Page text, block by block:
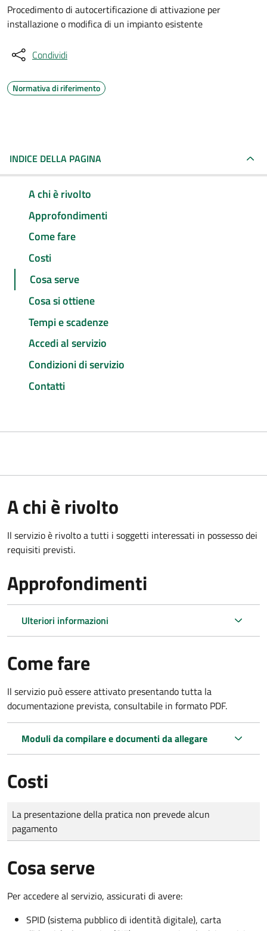
Procedimento di autocertificazione di attivazione per
installazione o modifica di un impianto esistente
Condividi
Normativa di riferimento
INDICE DELLA PAGINA
A chi è rivolto
Approfondimenti
Come fare
Costi
Cosa serve
Cosa si ottiene
Tempi e scadenze
Accedi al servizio
Condizioni di servizio
Contatti
A chi è rivolto
Il servizio è rivolto a tutti i soggetti interessati in possesso dei
requisiti previsti.
Approfondimenti
Ulteriori informazioni
Come fare
Il servizio può essere attivato presentando tutta la
documentazione prevista, consultabile in formato PDF.
Moduli da compilare e documenti da allegare
Costi
Tipo di pagamento
Importo
La presentazione della pratica non prevede alcun
pagamento
Cosa serve
Per accedere al servizio, assicurati di avere:
SPID (sistema pubblico di identità digitale), carta